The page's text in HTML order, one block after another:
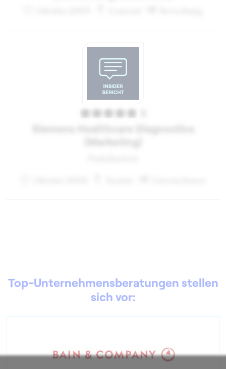
Siemens Healthcare Diagnostics
Top-Unternehmensberatungen stellen
sich vor: